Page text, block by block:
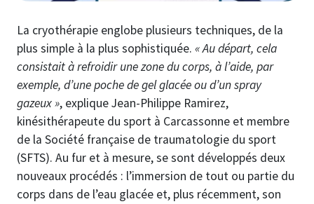
La cryothérapie englobe plusieurs techniques, de la
plus simple à la plus sophistiquée. « Au départ, cela
consistait à refroidir une zone du corps, à l’aide, par
exemple, d’une poche de gel glacée ou d’un spray
gazeux », explique Jean-Philippe Ramirez,
kinésithérapeute du sport à Carcassonne et membre
de la Société française de traumatologie du sport
(SFTS). Au fur et à mesure, se sont développés deux
nouveaux procédés : l’immersion de tout ou partie du
corps dans de l’eau glacée et, plus récemment, son